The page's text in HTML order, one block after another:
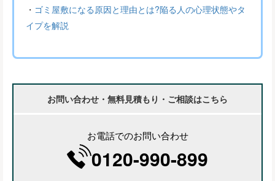
・ ゴミ屋敷になる原因と理由とは?陥る人の心理状態やタ
イプを解説
お問い合わせ・無料見積もり・ご相談はこちら
お電話でのお問い合わせ
0120-990-899